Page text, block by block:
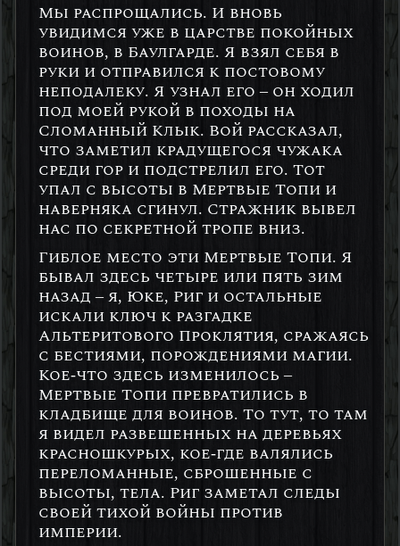
Мы распрощались. И вновь
увидимся уже в царстве покойных
воинов, в Баулгарде. Я взял себя в
руки и отправился к постовому
неподалеку. Я узнал его – он ходил
под моей рукой в походы на
Сломанный Клык. Вой рассказал,
что заметил крадущегося чужака
среди гор и подстрелил его. Тот
упал с высоты в Мертвые Топи и
наверняка сгинул. Стражник вывел
нас по секретной тропе вниз.
Гиблое место эти Мертвые Топи. Я
бывал здесь четыре или пять зим
назад – я, Юке, Риг и остальные
искали ключ к разгадке
Альтеритового Проклятия, сражаясь
с бестиями, порождениями магии.
Кое-что здесь изменилось –
Мертвые Топи превратились в
кладбище для воинов. То тут, то там
я видел развешенных на деревьях
красношкурых, кое-где валялись
переломанные, сброшенные с
высоты, тела. Риг заметал следы
своей тихой войны против
империи.